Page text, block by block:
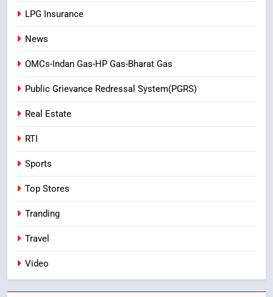
LPG Insurance
News
OMCs-Indan Gas-HP Gas-Bharat Gas
Public Grievance Redressal System(PGRS)
Real Estate
RTI
Sports
Top Stores
Tranding
Travel
Video